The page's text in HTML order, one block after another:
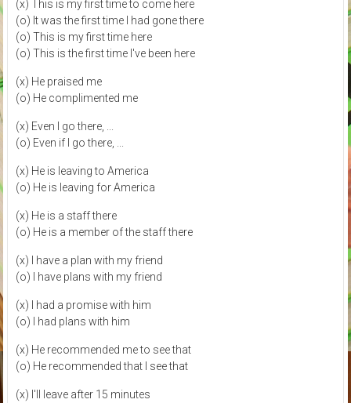
(x) This is my first time to come here
(o) It was the first time I had gone there
(o) This is my first time here
(o) This is the first time I've been here
(x) He praised me
(o) He complimented me
(x) Even I go there, ...
(o) Even if I go there, ...
(x) He is leaving to America
(o) He is leaving for America
(x) He is a staff there
(o) He is a member of the staff there
(x) I have a plan with my friend
(o) I have plans with my friend
(x) I had a promise with him
(o) I had plans with him
(x) He recommended me to see that
(o) He recommended that I see that
(x) I'll leave after 15 minutes